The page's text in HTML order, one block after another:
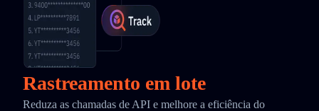
Rastreamento em lote
Reduza as chamadas de API e melhore a eficiência do